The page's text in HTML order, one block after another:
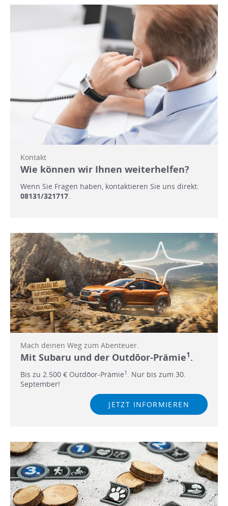
Kontakt
Wie können wir Ihnen weiterhelfen?
Wenn Sie Fragen haben, kontaktieren Sie uns direkt:
08131/321717.
Mach deinen Weg zum Abenteuer.
Mit Subaru und der Outdōor-Prämie1.
Bis zu 2.500 € Outdōor-Prämie1 . Nur bis zum 30.
September!
JETZT INFORMIEREN